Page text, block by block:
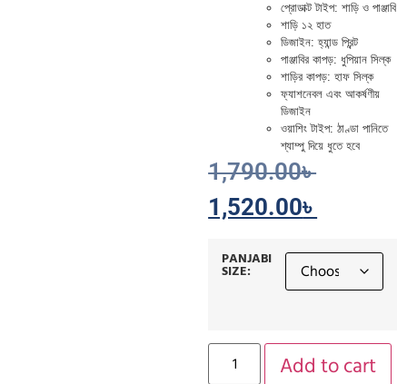
প্রোডাক্ট টাইপ: শাড়ি ও পাঞ্জাবি
শাড়ি ১২ হাত
ডিজাইন: হ্যান্ড প্রিন্ট
পাঞ্জাবির কাপড়: ধুপিয়ান সিল্ক
শাড়ির কাপড়: হাফ সিল্ক
ফ্যাশনেবল এবং আকর্ষণীয়
ডিজাইন
ওয়াশিং টাইপ: ঠাণ্ডা পানিতে
শ্যাম্পু দিয়ে ধুতে হবে
1,790.00৳
1,520.00৳
PANJABI
SIZE:
Add to cart